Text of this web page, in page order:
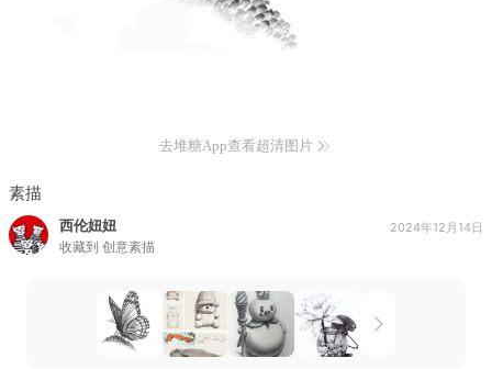
去堆糖App查看超清图片
素描
西伦妞妞
收藏到 创意素描
2024年12月14日